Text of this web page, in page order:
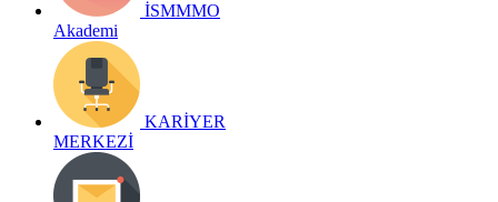
İSMMMO
Akademi
KARİYER
MERKEZİ